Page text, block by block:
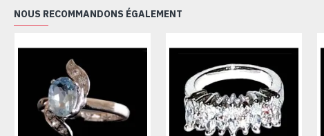
NOUS RECOMMANDONS ÉGALEMENT